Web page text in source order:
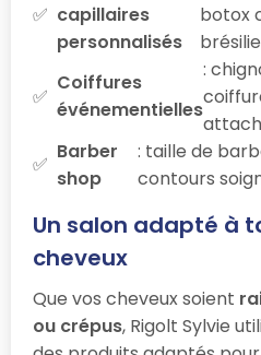
capillaires
personnalisés
botox
Coiffures
événementielles
:
Barber
shop
: taille de
contours
Un salon adapté à
cheveux
Que vos cheveux soient
ou crépus, Rigolt Sylvie